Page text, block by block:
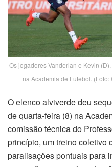
Os jogadores Vanderlan e Kevin
na Academia de Futebol.
O elenco alviverde deu
de quarta-feira (8) na
comissão técnica do
princípio, um treino coletivo
paralisações pontuais para